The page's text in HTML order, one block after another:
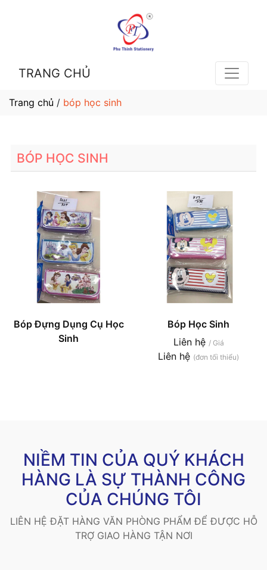
TRANG CHỦ
Trang chủ / bóp học sinh
BÓP HỌC SINH
Bóp Đựng Dụng Cụ Học
Sinh
Bóp Học Sinh
Liên hệ / Giá
Liên hệ (đơn tối thiểu)
NIỀM TIN CỦA QUÝ KHÁCH
HÀNG LÀ SỰ THÀNH CÔNG
CỦA CHÚNG TÔI
LIÊN HỆ ĐẶT HÀNG VĂN PHÒNG PHẨM ĐỂ ĐƯỢC HỖ
TRỢ GIAO HÀNG TẬN NƠI